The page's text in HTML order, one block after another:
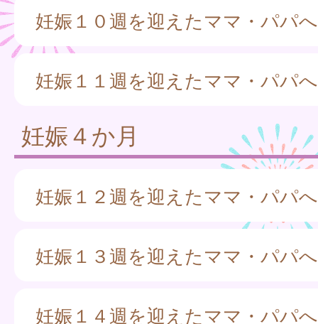
妊娠１０週を迎えたママ・パパへ
妊娠１１週を迎えたママ・パパへ
妊娠４か月
妊娠１２週を迎えたママ・パパへ
妊娠１３週を迎えたママ・パパへ
妊娠１４週を迎えたママ・パパへ